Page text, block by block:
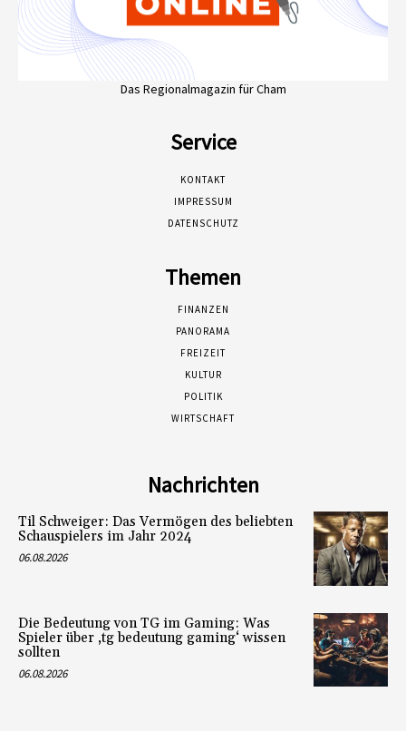
Das Regionalmagazin für Cham
Service
KONTAKT
IMPRESSUM
DATENSCHUTZ
Themen
FINANZEN
PANORAMA
FREIZEIT
KULTUR
POLITIK
WIRTSCHAFT
Nachrichten
Til Schweiger: Das Vermögen des beliebten
Schauspielers im Jahr 2024
06.08.2026
Die Bedeutung von TG im Gaming: Was
Spieler über ‚tg bedeutung gaming‘ wissen
sollten
06.08.2026